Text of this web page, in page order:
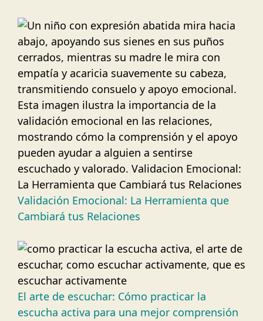
Validación Emocional: La Herramienta que
Cambiará tus Relaciones
El arte de escuchar: Cómo practicar la
escucha activa para una mejor comprensión